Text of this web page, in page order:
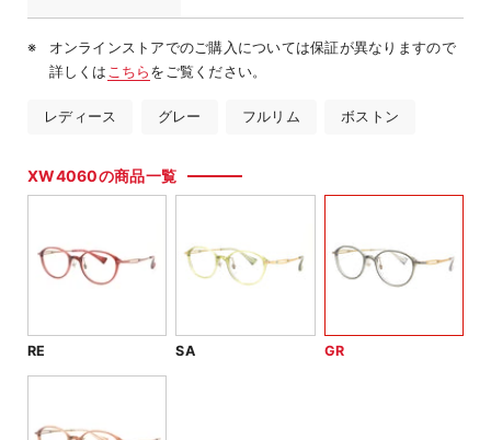
オンラインストアでのご購入については保証が異なりますので
詳しくは こちらをご覧ください。
レディース グレー フルリム ボストン
XW4060の商品一覧
RE SA GR